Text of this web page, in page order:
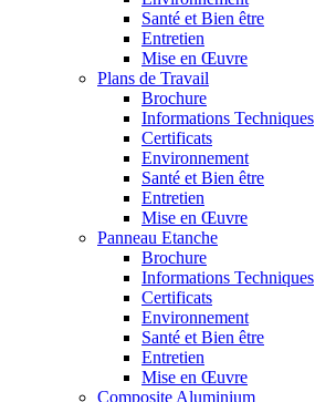
Santé et Bien être
Entretien
Mise en Œuvre
Plans de Travail
Brochure
Informations Techniques
Certificats
Environnement
Santé et Bien être
Entretien
Mise en Œuvre
Panneau Etanche
Brochure
Informations Techniques
Certificats
Environnement
Santé et Bien être
Entretien
Mise en Œuvre
Composite Aluminium